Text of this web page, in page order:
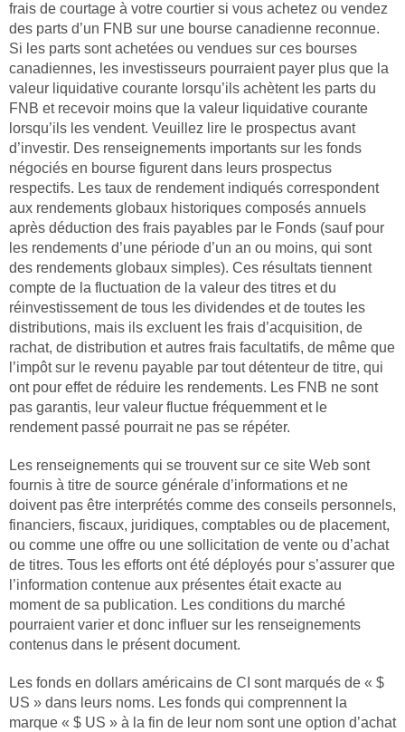
frais de courtage à votre courtier si vous achetez ou vendez
des parts d’un FNB sur une bourse canadienne reconnue.
Si les parts sont achetées ou vendues sur ces bourses
canadiennes, les investisseurs pourraient payer plus que la
valeur liquidative courante lorsqu’ils achètent les parts du
FNB et recevoir moins que la valeur liquidative courante
lorsqu’ils les vendent. Veuillez lire le prospectus avant
d’investir. Des renseignements importants sur les fonds
négociés en bourse figurent dans leurs prospectus
respectifs. Les taux de rendement indiqués correspondent
aux rendements globaux historiques composés annuels
après déduction des frais payables par le Fonds (sauf pour
les rendements d’une période d’un an ou moins, qui sont
des rendements globaux simples). Ces résultats tiennent
compte de la fluctuation de la valeur des titres et du
réinvestissement de tous les dividendes et de toutes les
distributions, mais ils excluent les frais d’acquisition, de
rachat, de distribution et autres frais facultatifs, de même que
l’impôt sur le revenu payable par tout détenteur de titre, qui
ont pour effet de réduire les rendements. Les FNB ne sont
pas garantis, leur valeur fluctue fréquemment et le
rendement passé pourrait ne pas se répéter.
Les renseignements qui se trouvent sur ce site Web sont
fournis à titre de source générale d’informations et ne
doivent pas être interprétés comme des conseils personnels,
financiers, fiscaux, juridiques, comptables ou de placement,
ou comme une offre ou une sollicitation de vente ou d’achat
de titres. Tous les efforts ont été déployés pour s’assurer que
l’information contenue aux présentes était exacte au
moment de sa publication. Les conditions du marché
pourraient varier et donc influer sur les renseignements
contenus dans le présent document.
Les fonds en dollars américains de CI sont marqués de « $
US » dans leurs noms. Les fonds qui comprennent la
marque « $ US » à la fin de leur nom sont une option d’achat